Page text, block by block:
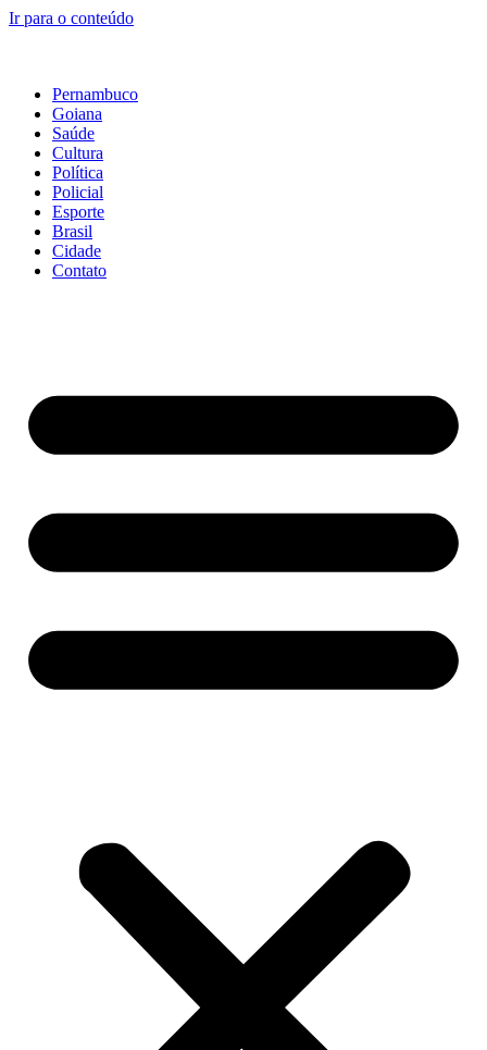
Ir para o conteúdo
Pernambuco
Goiana
Saúde
Cultura
Política
Policial
Esporte
Brasil
Cidade
Contato